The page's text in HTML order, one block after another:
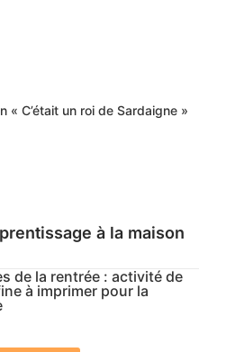
« C’était un roi de Sardaigne »
à la maison
de la rentrée : activité de
à imprimer pour la